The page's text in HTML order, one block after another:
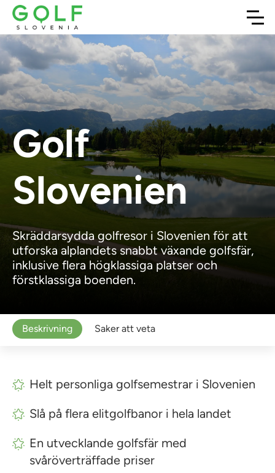
Golf
Slovenien
Skräddarsydda golfresor i Slovenien för att
utforska alplandets snabbt växande golfsfär,
inklusive flera högklassiga platser och
förstklassiga boenden.
Beskrivning Saker att veta
Helt personliga golfsemestrar i Slovenien
Slå på flera elitgolfbanor i hela landet
En utvecklande golfsfär med
svåröverträffade priser